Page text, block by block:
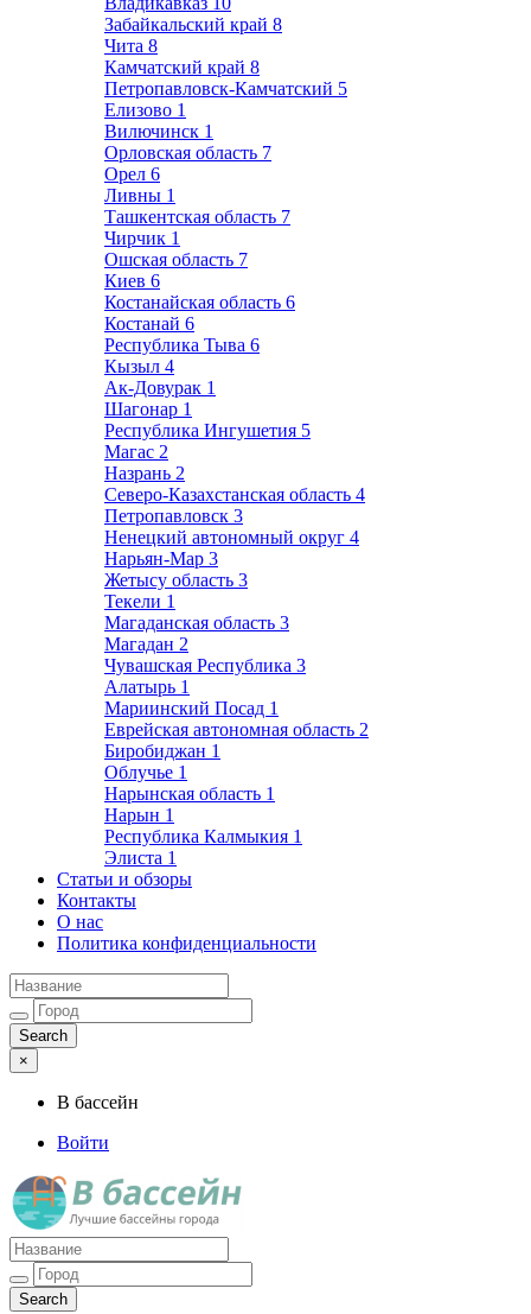
Забайкальский край 8
Чита 8
Камчатский край 8
Петропавловск-Камчатский 5
Елизово 1
Вилючинск 1
Орловская область 7
Орел 6
Ливны 1
Ташкентская область 7
Чирчик 1
Ошская область 7
Киев 6
Костанайская область 6
Костанай 6
Республика Тыва 6
Кызыл 4
Ак-Довурак 1
Шагонар 1
Республика Ингушетия 5
Магас 2
Назрань 2
Северо-Казахстанская область 4
Петропавловск 3
Ненецкий автономный округ 4
Нарьян-Мар 3
Жетысу область 3
Текели 1
Магаданская область 3
Магадан 2
Чувашская Республика 3
Алатырь 1
Мариинский Посад 1
Еврейская автономная область 2
Биробиджан 1
Облучье 1
Нарынская область 1
Нарын 1
Республика Калмыкия 1
Элиста 1
Статьи и обзоры
Контакты
О нас
Политика конфиденциальности
×
В бассейн
Войти
Лучшие бассейны города